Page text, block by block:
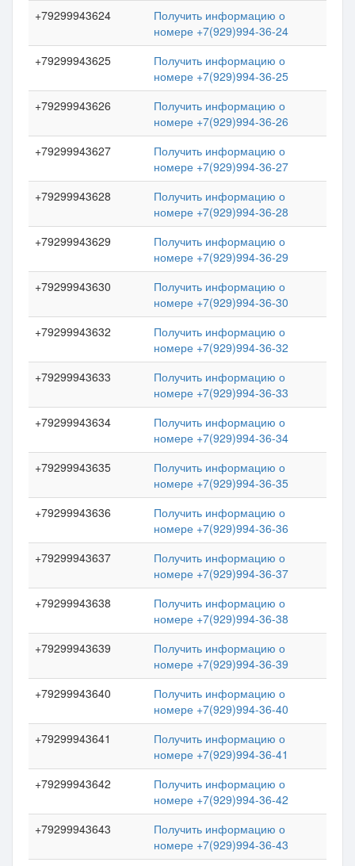
+79299943624
Получить информацию о
номере +7(929)994-36-24
+79299943625
Получить информацию о
номере +7(929)994-36-25
+79299943626
Получить информацию о
номере +7(929)994-36-26
+79299943627
Получить информацию о
номере +7(929)994-36-27
+79299943628
Получить информацию о
номере +7(929)994-36-28
+79299943629
Получить информацию о
номере +7(929)994-36-29
+79299943630
Получить информацию о
номере +7(929)994-36-30
+79299943632
Получить информацию о
номере +7(929)994-36-32
+79299943633
Получить информацию о
номере +7(929)994-36-33
+79299943634
Получить информацию о
номере +7(929)994-36-34
+79299943635
Получить информацию о
номере +7(929)994-36-35
+79299943636
Получить информацию о
номере +7(929)994-36-36
+79299943637
Получить информацию о
номере +7(929)994-36-37
+79299943638
Получить информацию о
номере +7(929)994-36-38
+79299943639
Получить информацию о
номере +7(929)994-36-39
+79299943640
Получить информацию о
номере +7(929)994-36-40
+79299943641
Получить информацию о
номере +7(929)994-36-41
+79299943642
Получить информацию о
номере +7(929)994-36-42
+79299943643
Получить информацию о
номере +7(929)994-36-43